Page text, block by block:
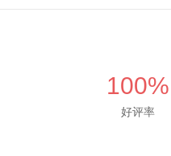
100%
好评率